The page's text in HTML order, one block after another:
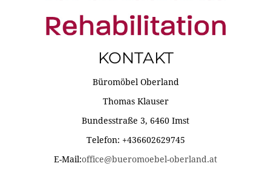
KONTAKT
Büromöbel Oberland
Thomas Klauser
Bundesstraße 3, 6460 Imst
Telefon: +436602629745
E-Mail:office@bueromoebel-oberland.at